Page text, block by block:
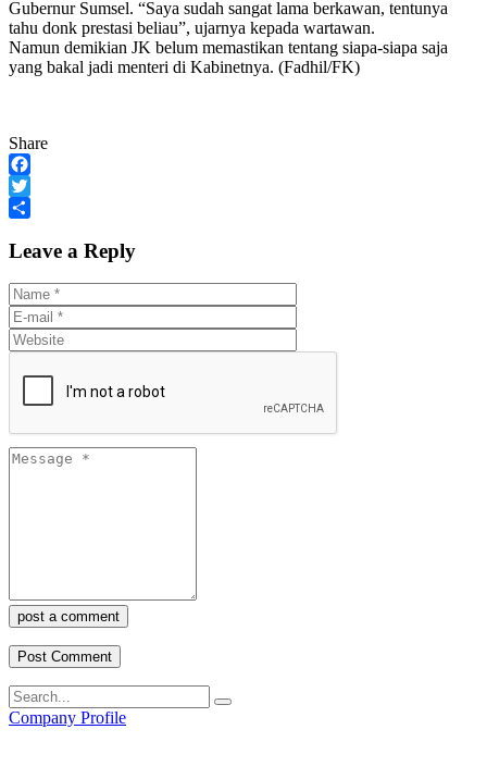
Gubernur Sumsel. “Saya sudah sangat lama berkawan, tentunya
tahu donk prestasi beliau”, ujarnya kepada wartawan.
Namun demikian JK belum memastikan tentang siapa-siapa saja
yang bakal jadi menteri di Kabinetnya. (Fadhil/FK)
Share
Facebook
Twitter
Leave a Reply
post a comment
Company Profile